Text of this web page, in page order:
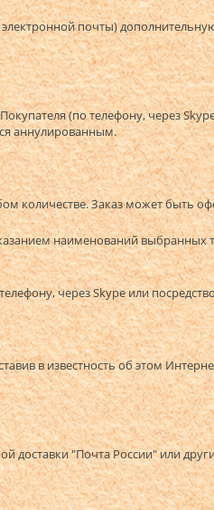
электронной почты)
(по телефону, через
аннулированным.
количестве. Заказ может быть
наименований
через Skype или
в известность об этом
доставки "Почта России" или